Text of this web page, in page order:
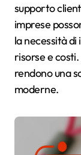
supporto
imprese
la necessità
risorse e costi.
rendono una
moderne.